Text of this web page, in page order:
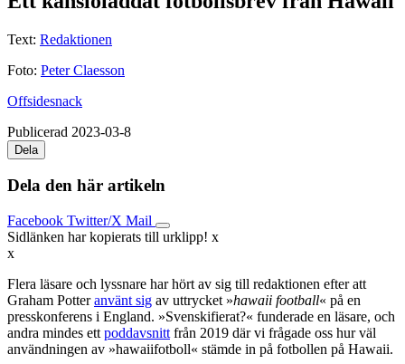
Text: Redaktionen
Foto: Peter Claesson
Offsidesnack
Publicerad 2023-03-8
Dela
Dela den här artikeln
Facebook Twitter/X Mail
Sidlänken har kopierats till urklipp! x
x
Flera läsare och lyssnare har hört av sig till redaktionen efter att
Graham Potteranvänt sig av uttrycket »hawaii football« på en
presskonferens i England. »Svenskifierat?« funderade en läsare, och
andra mindes ett poddavsnitt från 2019 där vi frågade oss hur väl
användningen av »hawaiifotboll« stämde in på fotbollen på Hawaii.